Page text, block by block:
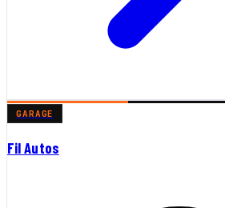
GARAGE
Fil Autos